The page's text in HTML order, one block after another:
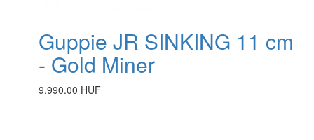
Guppie JR SINKING 11 cm
- Gold Miner
9,990.00 HUF